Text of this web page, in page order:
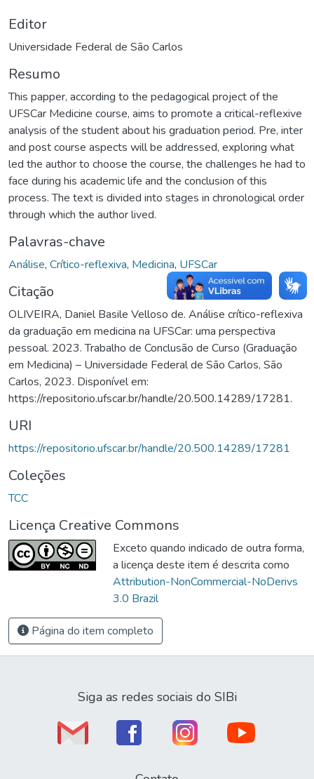
Editor
Universidade Federal de São Carlos
Resumo
This papper, according to the pedagogical project of the
UFSCar Medicine course, aims to promote a critical-reflexive
analysis of the student about his graduation period. Pre, inter
and post course aspects will be addressed, exploring what
led the author to choose the course, the challenges he had to
face during his academic life and the conclusion of this
process. The text is divided into stages in chronological order
through which the author lived.
Palavras-chave
Análise, Crítico-reflexiva, Medicina, UFSCar
Citação
OLIVEIRA, Daniel Basile Velloso de. Análise crítico-reflexiva
da graduação em medicina na UFSCar: uma perspectiva
pessoal. 2023. Trabalho de Conclusão de Curso (Graduação
em Medicina) – Universidade Federal de São Carlos, São
Carlos, 2023. Disponível em:
https://repositorio.ufscar.br/handle/20.500.14289/17281.
URI
https://repositorio.ufscar.br/handle/20.500.14289/17281
Coleções
TCC
Licença Creative Commons
Exceto quando indicado de outra forma,
a licença deste item é descrita como
Attribution-NonCommercial-NoDerivs
3.0 Brazil
Página do item completo
Siga as redes sociais do SIBi